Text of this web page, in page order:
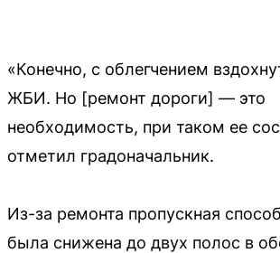
«Конечно, с облегчением
ЖБИ. Но [ремонт дороги] — это
необходимость, при таком ее
отметил градоначальник.
Из-за ремонта пропускная
была снижена до двух полос в